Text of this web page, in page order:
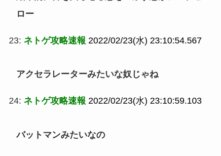
ロー
23: ネトゲ攻略速報 2022/02/23(水) 23:10:54.567
アクセラレーターみたいな奴じゃね
24: ネトゲ攻略速報 2022/02/23(水) 23:10:59.103
バットマンみたいなの